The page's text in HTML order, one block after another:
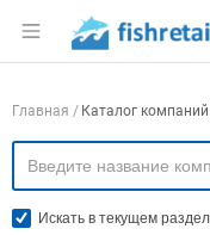
Раздел
Навигация по
Главная Каталог компаний
Искать в текущем